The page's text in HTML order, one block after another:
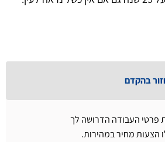
בהקדם
פרטי העבודה הדרושה לך
הצעות מחיר במהירות.